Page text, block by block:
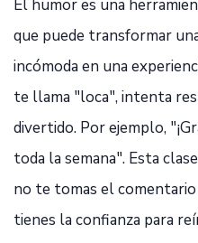
El humor es una
que puede transformar
incómoda en una
te llama "loca", intenta
divertido. Por ejemplo,
toda la semana". Esta
no te tomas el comentario
tienes la confianza para